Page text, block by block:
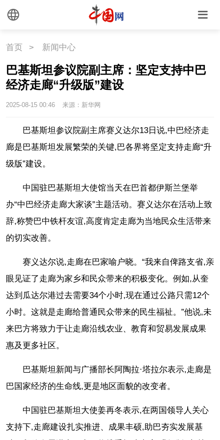
心理
首页 > 新闻中心
巴基斯坦参议院副主席：坚定支持中巴
经济走廊“升级版”建设
2025-08-15 00:46 来源：新华网
巴基斯坦参议院副主席赛义达尔13日说,中巴经济走
廊是巴基斯坦发展繁荣的关键,巴各界将坚定支持走廊“升
级版”建设。
中国驻巴基斯坦大使馆当天在巴首都伊斯兰堡举
办“中巴经济走廊大家谈”主题活动。赛义达尔在活动上致
辞,称赞巴中铁杆友谊,高度肯定走廊为当地民众生活带来
的切实改善。
赛义达尔说,走廊在巴家喻户晓。“我来自俾路支省,亲
眼见证了走廊为家乡和民众带来的积极变化。例如,从奎
达到瓜达尔港过去需要34个小时,现在通过公路只需12个
小时。这就是走廊给普通民众带来的民生福祉。”他说,未
来巴方将致力于让走廊沿线农业、教育和贸易发展成果
惠及更多社区。
巴基斯坦新闻与广播部长阿陶拉·塔拉尔表示,走廊是
巴国家经济的生命线,更是地区面貌的改变者。
中国驻巴基斯坦大使姜再冬表示,在两国领导人关心
支持下,走廊建设扎实推进、成果丰硕,助巴夯实发展基